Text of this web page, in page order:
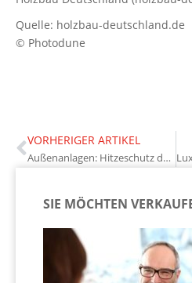
Quelle: holzbau-deutschland.de
© Photodune
VORHERIGER ARTIKEL
Außenanlagen: Hitzeschutz durch richtige Bepflanzung
SIE MÖCHTEN